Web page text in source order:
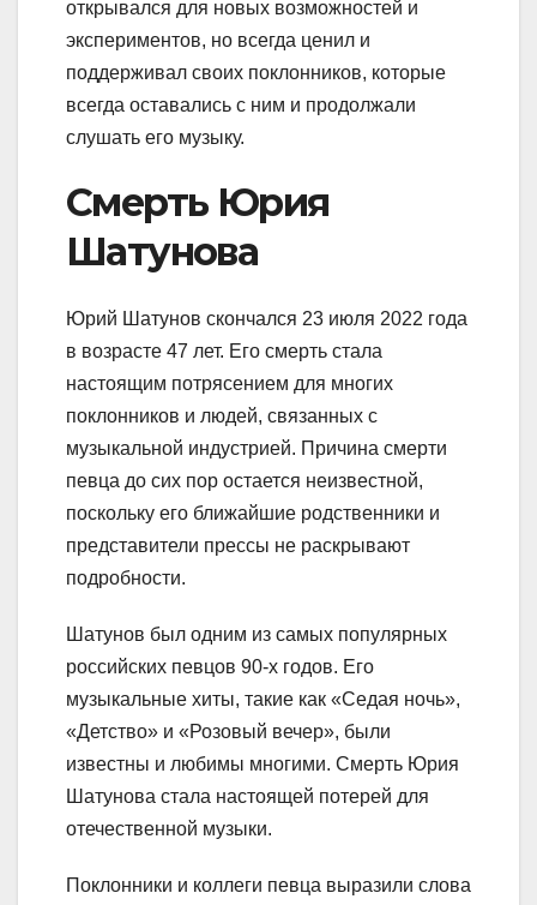
открывался для новых возможностей и
экспериментов, но всегда ценил и
поддерживал своих поклонников, которые
всегда оставались с ним и продолжали
слушать его музыку.
Смерть Юрия
Шатунова
Юрий Шатунов скончался 23 июля 2022 года
в возрасте 47 лет. Его смерть стала
настоящим потрясением для многих
поклонников и людей, связанных с
музыкальной индустрией. Причина смерти
певца до сих пор остается неизвестной,
поскольку его ближайшие родственники и
представители прессы не раскрывают
подробности.
Шатунов был одним из самых популярных
российских певцов 90-х годов. Его
музыкальные хиты, такие как «Седая ночь»,
«Детство» и «Розовый вечер», были
известны и любимы многими. Смерть Юрия
Шатунова стала настоящей потерей для
отечественной музыки.
Поклонники и коллеги певца выразили слова